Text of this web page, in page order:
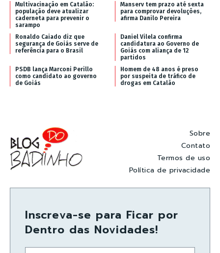
Multivacinação em Catalão:
população deve atualizar
caderneta para prevenir o
sarampo
Manserv tem prazo até sexta
para comprovar devoluções,
afirma Danilo Pereira
Ronaldo Caiado diz que
segurança de Goiás serve de
referência para o Brasil
Daniel Vilela confirma
candidatura ao Governo de
Goiás com aliança de 12
partidos
PSDB lança Marconi Perillo
como candidato ao governo
de Goiás
Homem de 48 anos é preso
por suspeita de tráfico de
drogas em Catalão
Sobre
Contato
Termos de uso
Política de privacidade
Inscreva-se para Ficar por
Dentro das Novidades!